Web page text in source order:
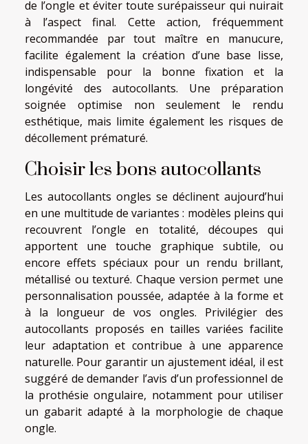
de l’ongle et éviter toute surépaisseur qui nuirait
à l’aspect final. Cette action, fréquemment
recommandée par tout maître en manucure,
facilite également la création d’une base lisse,
indispensable pour la bonne fixation et la
longévité des autocollants. Une préparation
soignée optimise non seulement le rendu
esthétique, mais limite également les risques de
décollement prématuré.
Choisir les bons autocollants
Les autocollants ongles se déclinent aujourd’hui
en une multitude de variantes : modèles pleins qui
recouvrent l’ongle en totalité, découpes qui
apportent une touche graphique subtile, ou
encore effets spéciaux pour un rendu brillant,
métallisé ou texturé. Chaque version permet une
personnalisation poussée, adaptée à la forme et
à la longueur de vos ongles. Privilégier des
autocollants proposés en tailles variées facilite
leur adaptation et contribue à une apparence
naturelle. Pour garantir un ajustement idéal, il est
suggéré de demander l’avis d’un professionnel de
la prothésie ongulaire, notamment pour utiliser
un gabarit adapté à la morphologie de chaque
ongle.